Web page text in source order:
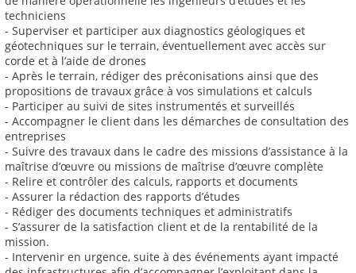
techniciens
- Superviser et participer aux diagnostics géologiques et
géotechniques sur le terrain, éventuellement avec accès sur
corde et à l’aide de drones
- Après le terrain, rédiger des préconisations ainsi que des
propositions de travaux grâce à vos simulations et calculs
- Participer au suivi de sites instrumentés et surveillés
- Accompagner le client dans les démarches de consultation des
entreprises
- Suivre des travaux dans le cadre des missions d’assistance à la
maîtrise d’œuvre ou missions de maîtrise d’œuvre complète
- Relire et contrôler des calculs, rapports et documents
- Assurer la rédaction des rapports d’études
- Rédiger des documents techniques et administratifs
- S’assurer de la satisfaction client et de la rentabilité de la
mission.
- Intervenir en urgence, suite à des événements ayant impacté